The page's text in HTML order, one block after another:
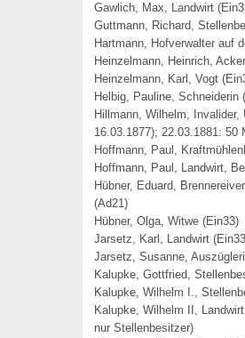
Gawlich, Max, Landwirt
Guttmann, Richard,
Hartmann, Hofverwalter auf
Heinzelmann, Heinrich,
Heinzelmann, Karl, Vogt
Helbig, Pauline, Schneiderin
Hillmann, Wilhelm, Invalider,
16.03.1877); 22.03.1881: 50
Hoffmann, Paul,
Hoffmann, Paul, Landwirt,
Hübner, Eduard,
(Ad21)
Hübner, Olga, Witwe (Ein33)
Jarsetz, Karl, Landwirt
Jarsetz, Susanne,
Kalupke, Gottfried,
Kalupke, Wilhelm I.,
Kalupke, Wilhelm II,
nur Stellenbesitzer)